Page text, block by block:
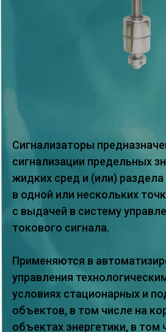
Сигнализаторы
сигнализации предельных
жидких сред и (или)
в одной или нескольких
с выдачей в систему
токового сигнала.
Применяются в
управления
условиях стационарных и
объектов, в том числе на
объектах энергетики, в том